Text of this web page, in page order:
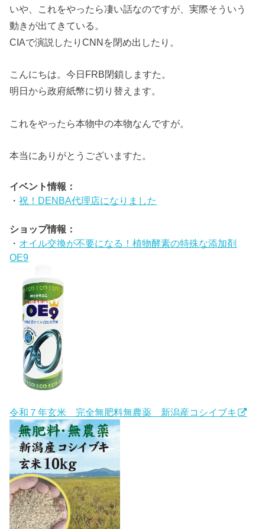
いや、これをやったら凄い話なのですが、実際そういう
動きが出てきている。
CIAで演説したりCNNを閉め出したり。
こんにちは。今日FRB閉鎖しますた。
明日から政府紙幣に切り替えます。
これをやったら本物中の本物なんですが。
本当にありがとうございますた。
イベント情報：
・祝！DENBA代理店になりました
ショップ情報：
・ オイル交換が不要になる！植物酵素の特殊な添加剤
OE9
令和７年玄米 完全無肥料無農薬 新潟産コシイブキ